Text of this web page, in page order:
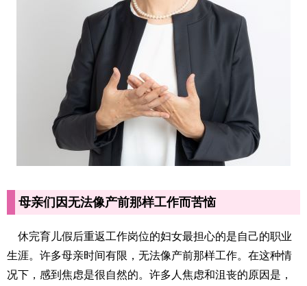
母亲们因无法像产前那样工作而苦恼
休完育儿假后重返工作岗位的妇女最担心的是自己的职业
生涯。许多母亲时间有限，无法像产前那样工作。在这种情
况下，感到焦虑是很自然的。许多人焦虑和沮丧的原因是，